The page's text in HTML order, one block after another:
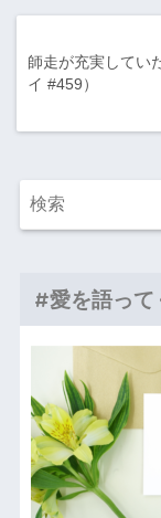
師走が充実してい
イ #459）
#愛を語って